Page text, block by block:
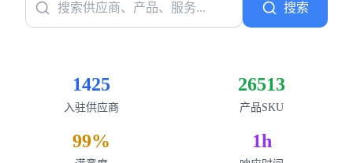
搜索
1425
入驻供应商
26513
产品SKU
99% 1h